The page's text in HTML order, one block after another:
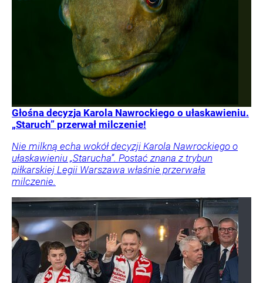
Głośna decyzja Karola Nawrockiego o ułaskawieniu.
„Staruch” przerwał milczenie!
Nie milkną echa wokół decyzji Karola Nawrockiego o
ułaskawieniu „Starucha”. Postać znana z trybun
piłkarskiej Legii Warszawa właśnie przerwała
milczenie.